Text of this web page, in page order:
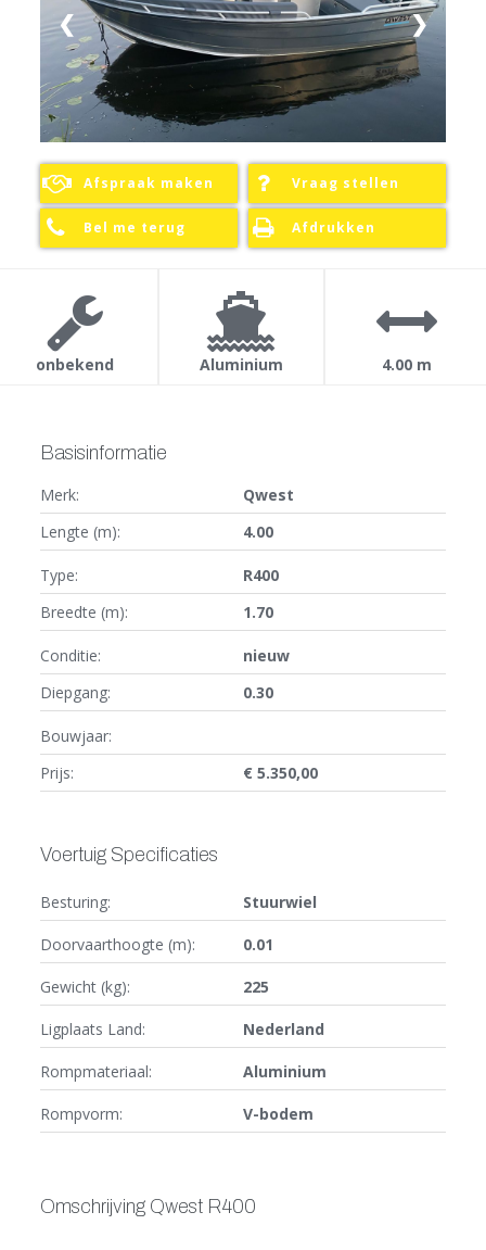
Over ons
Contact
❮ ❯
Afspraak maken Vraag stellen
Bel me terug Afdrukken
onbekend Aluminium 4.00 m
Basisinformatie
Merk:
Qwest
Lengte (m):
4.00
Type:
R400
Breedte (m):
1.70
Conditie:
nieuw
Diepgang:
0.30
Bouwjaar:
Prijs:
€ 5.350,00
Voertuig Specificaties
Besturing: Stuurwiel
Doorvaarthoogte (m): 0.01
Gewicht (kg): 225
Ligplaats Land: Nederland
Rompmateriaal: Aluminium
Rompvorm: V-bodem
Omschrijving Qwest R400